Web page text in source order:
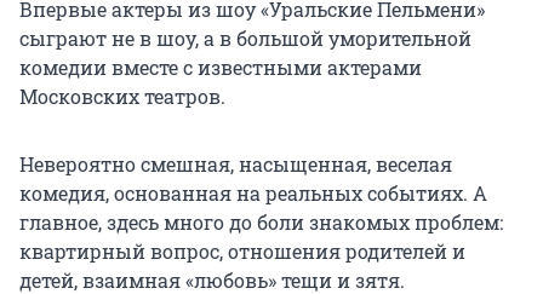
Впервые актеры из шоу «Уральские Пельмени»
сыграют не в шоу, а в большой уморительной
комедии вместе с известными актерами
Московских театров.
Невероятно смешная, насыщенная, веселая
комедия, основанная на реальных событиях. А
главное, здесь много до боли знакомых проблем:
квартирный вопрос, отношения родителей и
детей, взаимная «любовь» тещи и зятя.